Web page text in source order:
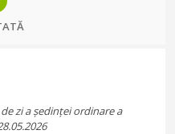
zi a ședinței ordinare a